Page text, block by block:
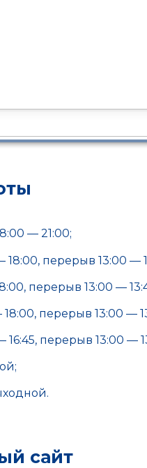
— 21:00;
18:00, перерыв 13:00 —
перерыв 13:00 —
перерыв 13:00 —
перерыв 13:00 —
сайт